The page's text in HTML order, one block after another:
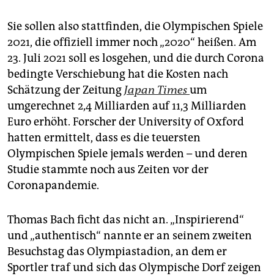
Sie sollen also stattfinden, die Olympischen Spiele
2021, die offiziell immer noch „2020“ heißen. Am
23. Juli 2021 soll es losgehen, und die durch Corona
bedingte Verschiebung hat die Kosten nach
Schätzung der Zeitung Japan Timesum
umgerechnet 2,4 Milliarden auf 11,3 Milliarden
Euro erhöht. Forscher der University of Oxford
hatten ermittelt, dass es die teuersten
Olympischen Spiele jemals werden – und deren
Studie stammte noch aus Zeiten vor der
Coronapandemie.
Thomas Bach ficht das nicht an. „Inspirierend“
und „authentisch“ nannte er an seinem zweiten
Besuchstag das Olympiastadion, an dem er
Sportler traf und sich das Olympische Dorf zeigen